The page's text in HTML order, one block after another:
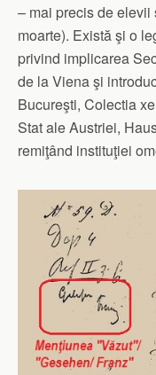
– mai precis de
moarte). Există şi o
privind implicarea
de la Viena şi
Bucureşti, Colectia
Stat ale Austriei,
remiţând instituţiei